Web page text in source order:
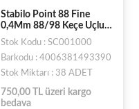
Stabilo Point 88 Fine
0,4Mm 88/98 Keçe Uçlu
Kalem Mavi Siyah
Stok Kodu : SC001000
Barkodu : 4006381493390
Stok Miktarı : 38 ADET
750,00 TL üzeri kargo
bedava